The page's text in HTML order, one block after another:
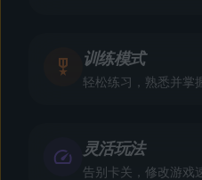
训练模式
轻松练习，熟悉并掌
灵活玩法
告别卡关，修改游戏